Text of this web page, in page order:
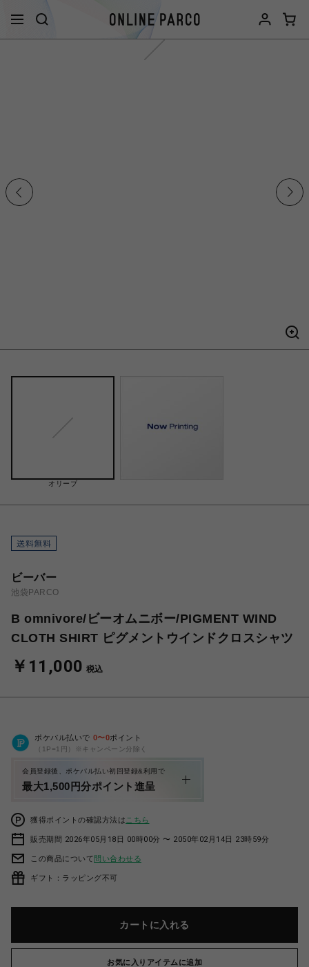
オリーブ
ビーバー
池袋PARCO
B omnivore/ビーオムニボー/PIGMENT WIND
CLOTH SHIRT ピグメントウインドクロスシャツ
￥11,000 税込
ポケパル払いで 0〜0ポイント
（1P=1円）※キャンペーン分除く
会員登録後、ポケパル払い初回登録&利用で
最大1,500円分ポイント進呈
獲得ポイントの確認方法は こちら
販売期間 2026年05月18日 00時00分 〜 2050年02月14日 23時59分
この商品について問い合わせる
ギフト：ラッピング不可
カートに入れる
お気に入りアイテムに追加